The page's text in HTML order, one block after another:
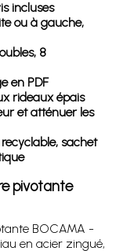
incluses
ou à gauche,
8
en PDF
rideaux épais
et atténuer les
sachet
pivotante
BOCAMA -
en acier zingué,